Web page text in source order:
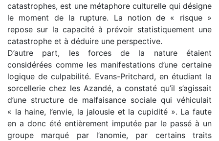
catastrophes, est une métaphore culturelle qui désigne
le moment de la rupture. La notion de « risque »
repose sur la capacité à prévoir statistiquement une
catastrophe et à déduire une perspective.
D’autre part, les forces de la nature étaient
considérées comme les manifestations d’une certaine
logique de culpabilité. Evans-Pritchard, en étudiant la
sorcellerie chez les Azandé, a constaté qu’il s’agissait
d’une structure de malfaisance sociale qui véhiculait
« la haine, l’envie, la jalousie et la cupidité ». La faute
en a donc été entièrement imputée par le passé à un
groupe marqué par l’anomie, par certains traits